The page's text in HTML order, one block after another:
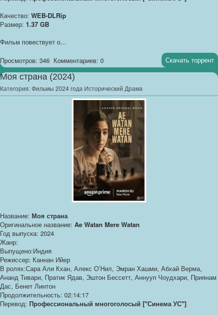
Качество: WEB-DLRip
Размер: 1.37 GB
Фильм повествует о...
Просмотров: 346 Комментариев: 0 Скачать торрент
Моя страна (2024)
Категория:Фильмы 2024 года Исторический Драма
Название: Моя страна
Оригинальное название: Ae Watan Mere Watan
Год выпуска: 2024
Жанр:
Выпущено:Индия
Режиссер: Каннан Ийер
В ролях:Сара Али Кхан, Алекс О’Нил, Эмран Хашми, Абхай Верма,
Ананд Тивари, Пратик Ядав, Эштон Бессетт, Аннууп Чоудхари, Приянам
Дас, Бенет Линтон
Продолжительность: 02:14:17
Перевод: Профессиональный многоголосый ["Синема УС"]